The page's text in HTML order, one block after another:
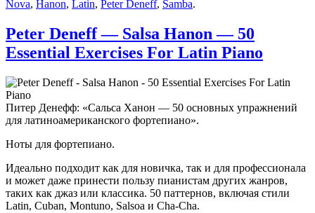
Nova, Hanon, Latin, Peter Deneff, Samba.
Peter Deneff — Salsa Hanon — 50
Essential Exercises For Latin Piano
Питер Денефф: «Сальса Ханон — 50 основных упражнений
для латиноамериканского фортепиано».
Ноты для фортепиано.
Идеально подходит как для новичка, так и для профессионала
и может даже принести пользу пианистам других жанров,
таких как джаз или классика. 50 паттернов, включая стили
Latin, Cuban, Montuno, Salsoa и Cha-Cha.